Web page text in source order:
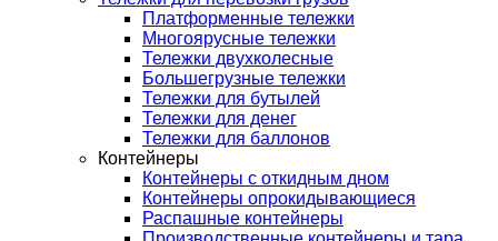
Платформенные тележки
Многоярусные тележки
Тележки двухколесные
Большегрузные тележки
Тележки для бутылей
Тележки для денег
Тележки для баллонов
Контейнеры
Контейнеры с откидным дном
Контейнеры опрокидывающиеся
Распашные контейнеры